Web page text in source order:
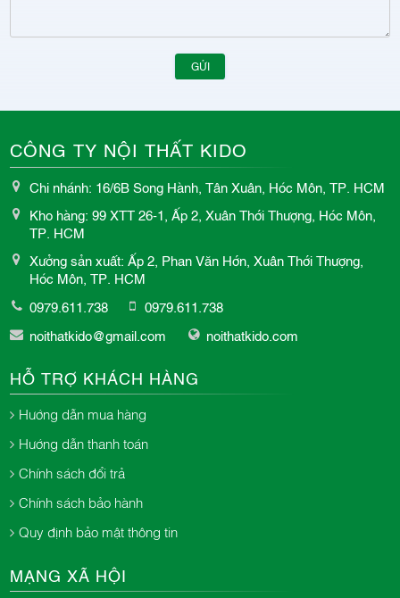
GỬI
CÔNG TY NỘI THẤT KIDO
Chi nhánh: 16/6B Song Hành, Tân Xuân, Hóc Môn, TP. HCM
Kho hàng: 99 XTT 26-1, Ấp 2, Xuân Thới Thượng, Hóc Môn,
TP. HCM
Xưởng sản xuất: Ấp 2, Phan Văn Hớn, Xuân Thới Thượng,
Hóc Môn, TP. HCM
0979.611.738
0979.611.738
noithatkido@gmail.com
noithatkido.com
HỖ TRỢ KHÁCH HÀNG
Hướng dẫn mua hàng
Hướng dẫn thanh toán
Chính sách đổi trả
Chính sách bảo hành
Quy định bảo mật thông tin
MẠNG XÃ HỘI